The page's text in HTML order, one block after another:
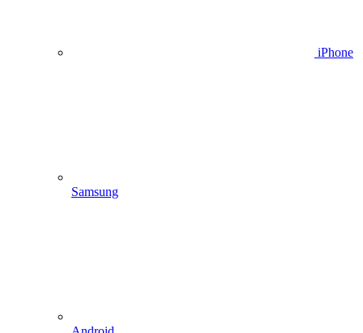
iPhone
Samsung